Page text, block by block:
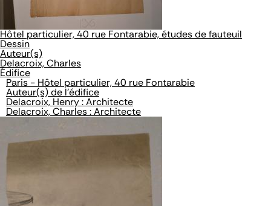
Hôtel particulier, 40 rue Fontarabie, études de fauteuil
Dessin
Auteur(s)
Delacroix, Charles
Édifice
Paris - Hôtel particulier, 40 rue Fontarabie
Auteur(s) de l'édifice
Delacroix, Henry : Architecte
Delacroix, Charles : Architecte